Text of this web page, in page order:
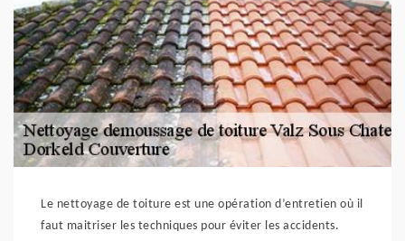
Le nettoyage de toiture est une opération d’entretien où il
faut maitriser les techniques pour éviter les accidents.